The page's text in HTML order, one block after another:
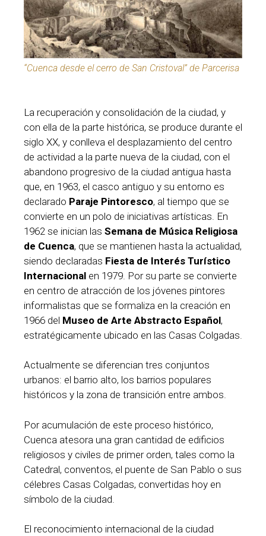
“Cuenca desde el cerro de San Cristoval” de Parcerisa
La recuperación y consolidación de la ciudad, y
con ella de la parte histórica, se produce durante el
siglo XX, y conlleva el desplazamiento del centro
de actividad a la parte nueva de la ciudad, con el
abandono progresivo de la ciudad antigua hasta
que, en 1963, el casco antiguo y su entorno es
declarado Paraje Pintoresco, al tiempo que se
convierte en un polo de iniciativas artísticas. En
1962 se inician las Semana de Música Religiosa
de Cuenca, que se mantienen hasta la actualidad,
siendo declaradas Fiesta de Interés Turístico
Internacional en 1979. Por su parte se convierte
en centro de atracción de los jóvenes pintores
informalistas que se formaliza en la creación en
1966 del Museo de Arte Abstracto Español,
estratégicamente ubicado en las Casas Colgadas.
Actualmente se diferencian tres conjuntos
urbanos: el barrio alto, los barrios populares
históricos y la zona de transición entre ambos.
Por acumulación de este proceso histórico,
Cuenca atesora una gran cantidad de edificios
religiosos y civiles de primer orden, tales como la
Catedral, conventos, el puente de San Pablo o sus
célebres Casas Colgadas, convertidas hoy en
símbolo de la ciudad.
El reconocimiento internacional de la ciudad